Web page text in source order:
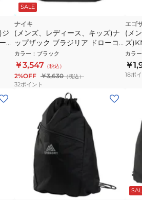
ジ
ス
SALE
ナイキ
(メンズ、レディース、キッズ)ナ
ップザック ブラジリア ドローコ
ードバッグ 黒 18L IB4409-010 ナ
ップサック ジムバッグ
カラー ： ブラック
￥3,547 （税込）
2%OFF ￥3,630（税込）
32ポイント
エゴ
(メ
ズ
カラー
￥
18ポ